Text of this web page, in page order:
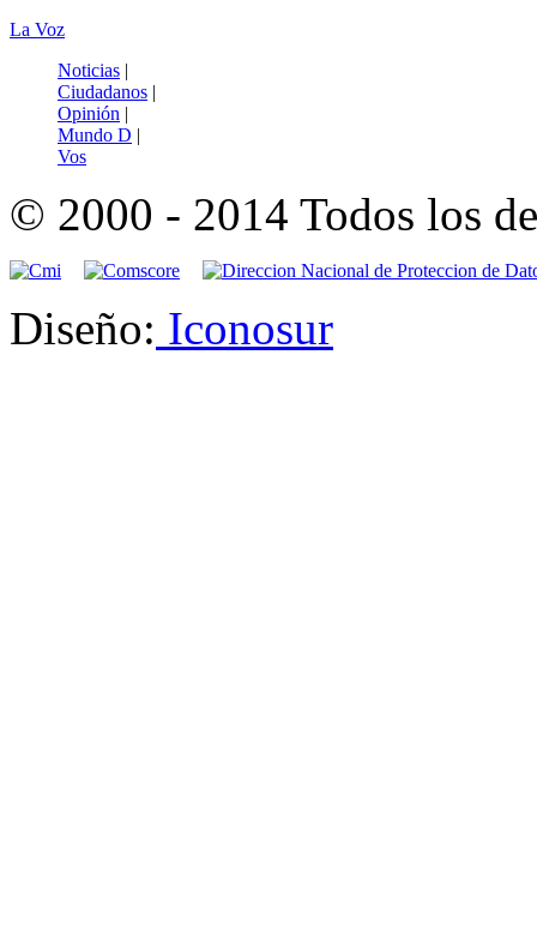
La Voz
Noticias |
Ciudadanos |
Opinión |
Mundo D |
Vos
© 2000 - 2014 Todos los
Diseño: Iconosur